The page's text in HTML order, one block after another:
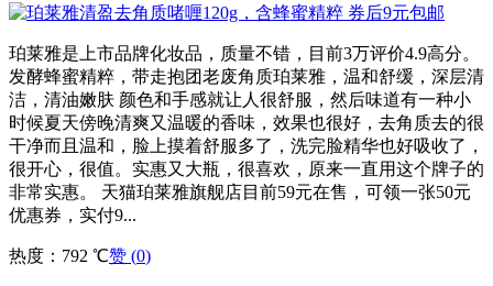
珀莱雅是上市品牌化妆品，质量不错，目前3万评价4.9高分。
发酵蜂蜜精粹，带走抱团老废角质珀莱雅，温和舒缓，深层清
洁，清油嫩肤 颜色和手感就让人很舒服，然后味道有一种小
时候夏天傍晚清爽又温暖的香味，效果也很好，去角质去的很
干净而且温和，脸上摸着舒服多了，洗完脸精华也好吸收了，
很开心，很值。实惠又大瓶，很喜欢，原来一直用这个牌子的
非常实惠。 天猫珀莱雅旗舰店目前59元在售，可领一张50元
优惠券，实付9...
热度：792 ℃赞 (0)